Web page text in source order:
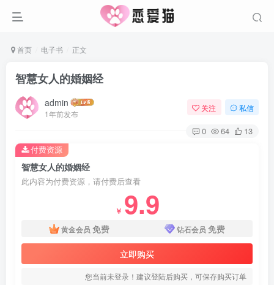
首页 电子书 正文
智慧女人的婚姻经
admin
1年前发布
关注 私信
0 64 13
智慧女人的婚姻经
此内容为付费资源，请付费后查看
￥ 9.9
黄金会员 免费 钻石会员 免费
立即购买
您当前未登录！建议登陆后购买，可保存购买订单
付费资源